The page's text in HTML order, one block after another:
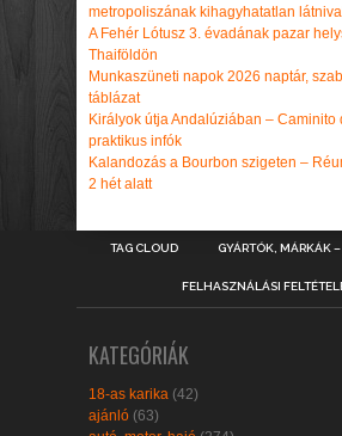
metropoliszának kihagyhatatlan
A Fehér Lótusz 3. évadának pazar
Thaiföldön
Munkaszüneti napok 2026 naptár,
táblázat
Királyok útja Andalúziában – Caminito
praktikus infók
Kalandozás a Bourbon szigeten –
2 hét alatt
TAG CLOUD GYÁRTÓK, MÁRKÁK
FELHASZNÁLÁSI
KATEGÓRIÁK
18-as karika (42)
ajánló (63)